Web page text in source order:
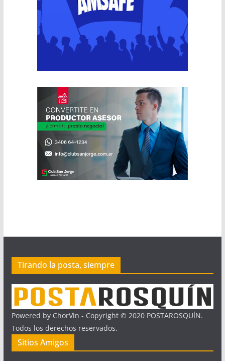
Tirando la posta, siempre
Powered by ChorVin - Copyright © 2020 POSTAROSQUÍN.
Todos los derechos reservados.
Sitios Amigos